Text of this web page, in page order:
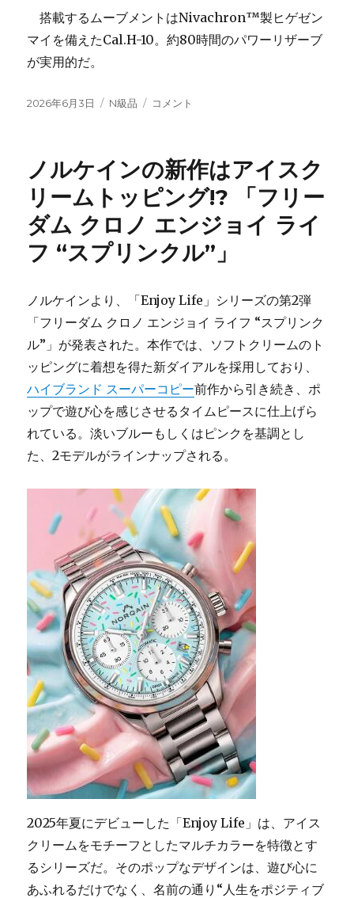
搭載するムーブメントはNivachron™️製ヒゲゼン
マイを備えたCal.H-10。約80時間のパワーリザーブ
が実用的だ。
投
2026年6月3日
カ
ー
N級品
ハ
ン
「カ
ー
キ
フ
ィ
ド」
っ
ど
ん
な
腕
時
計
な
す
す
め
モ
デ
ル
と
と
も
に
紹
介
に
コメント
ノルケインの新作はアイスク
リームトッピング!? 「フリー
ダム クロノ エンジョイ ライ
フ “スプリンクル”」
ノルケインより、「Enjoy Life」シリーズの第2弾
「フリーダム クロノ エンジョイ ライフ “スプリンク
ル”」が発表された。本作では、ソフトクリームのト
ッピングに着想を得た新ダイアルを採用しており、
ハイブランド スーパーコピー前作から引き続き、ポ
ップで遊び心を感じさせるタイムピースに仕上げら
れている。淡いブルーもしくはピンクを基調とし
た、2モデルがラインナップされる。
2025年夏にデビューした「Enjoy Life」は、アイス
クリームをモチーフとしたマルチカラーを特徴とす
るシリーズだ。そのポップなデザインは、遊び心に
あふれるだけでなく、名前の通り“人生をポジティブ